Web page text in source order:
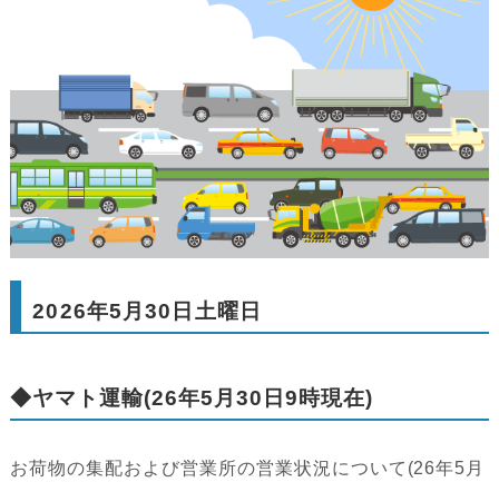
2026年5月30日土曜日
◆ヤマト運輸(26年5月30日9時現在)
お荷物の集配および営業所の営業状況について(26年5月